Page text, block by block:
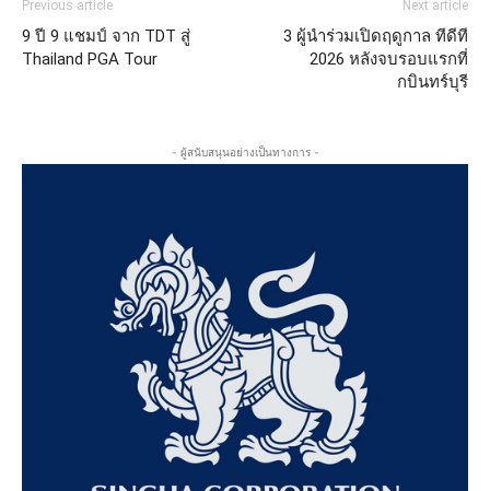
Previous article
9 ปี 9 แชมป์ จาก TDT สู่
Thailand PGA Tour
Next article
3 ผู้นำร่วมเปิดฤดูกาล ทีดีที
2026 หลังจบรอบแรกที่
กบินทร์บุรี
- ผู้สนับสนุนอย่างเป็นทางการ -